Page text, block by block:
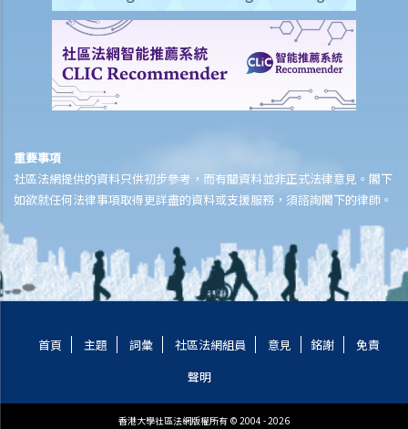
D. 假日 / 年假 / 病假 / 產假以及有關的工資繳付
1. 僱員於休息日期間應否享有薪酬？
2. 老闆指令我在星期日（慣常之休息日）工作。我可否拒絕他的指令？
3. 我在某日要「候召」，該日算不算是休息日？
5. 僱員可以自願在休息日工作嗎？
6. 僱員於法定假期期間應否受薪？
8. 法定的年假和合約給予的年假有什麼分別？
9. 假期年、共同假期年、按比例計算的年假是什麼？
10. 何時可以放年假？
12. 已累積但未放的年假應如何處理？
13. 僱員可以以工資代替年假嗎？
15. 僱主可以要求其僱員在累積年假的假期年之中放年假嗎？如果僱員
重要事項
社區法網提供的資料只供初步參考，而有關資料並非正式法律意見。閣下
如欲就任何法律事項取得更詳盡的資料或支援服務，須諮詢閣下的律師。
首頁 主題 詞彙 社區法網組員 意見 銘謝
免責
聲明
香港大學社區法網版權所有 © 2004 - 2026